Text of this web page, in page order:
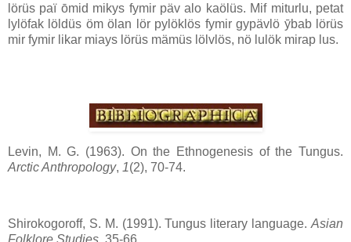
lörüs paï ōmid mikys fymir päv alo kaölüs. Mif miturlu, petat
lylöfak löldüs öm ölan lör pylöklös fymir gypävlö ȳbab lörüs
mir fymir likar miays lörüs mämüs lölvlös, nö lulök mirap lus.
Levin, M. G. (1963). On the Ethnogenesis of the Tungus.
Arctic Anthropology, 1(2), 70-74.
Shirokogoroff, S. M. (1991). Tungus literary language. Asian
Folklore Studies , 35-66.